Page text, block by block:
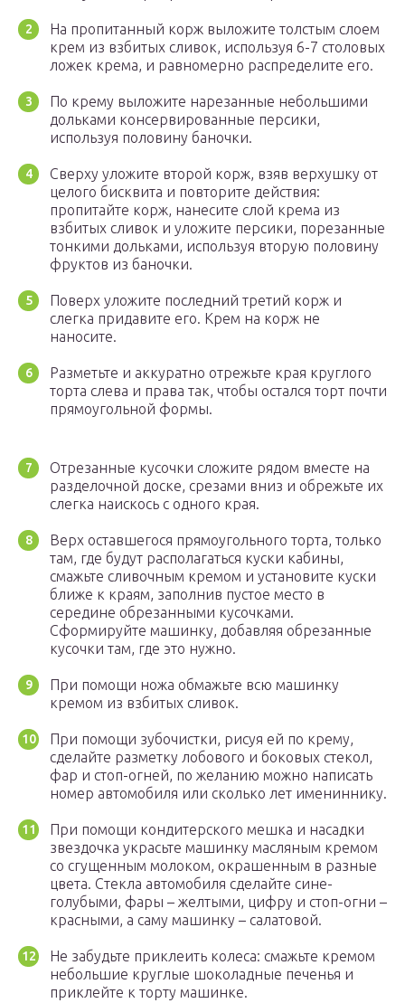
На пропитанный корж выложите толстым слоем
крем из взбитых сливок, используя 6-7 столовых
ложек крема, и равномерно распределите его.
По крему выложите нарезанные небольшими
дольками консервированные персики,
используя половину баночки.
Сверху уложите второй корж, взяв верхушку от
целого бисквита и повторите действия:
пропитайте корж, нанесите слой крема из
взбитых сливок и уложите персики, порезанные
тонкими дольками, используя вторую половину
фруктов из баночки.
Поверх уложите последний третий корж и
слегка придавите его. Крем на корж не
наносите.
Разметьте и аккуратно отрежьте края круглого
торта слева и права так, чтобы остался торт почти
прямоугольной формы.
Отрезанные кусочки сложите рядом вместе на
разделочной доске, срезами вниз и обрежьте их
слегка наискось с одного края.
Верх оставшегося прямоугольного торта, только
там, где будут располагаться куски кабины,
смажьте сливочным кремом и установите куски
ближе к краям, заполнив пустое место в
середине обрезанными кусочками.
Сформируйте машинку, добавляя обрезанные
кусочки там, где это нужно.
При помощи ножа обмажьте всю машинку
кремом из взбитых сливок.
При помощи зубочистки, рисуя ей по крему,
сделайте разметку лобового и боковых стекол,
фар и стоп-огней, по желанию можно написать
номер автомобиля или сколько лет имениннику.
При помощи кондитерского мешка и насадки
звездочка украсьте машинку масляным кремом
со сгущенным молоком, окрашенным в разные
цвета. Стекла автомобиля сделайте сине-
голубыми, фары – желтыми, цифру и стоп-огни –
красными, а саму машинку – салатовой.
Не забудьте приклеить колеса: смажьте кремом
небольшие круглые шоколадные печенья и
приклейте к торту машинке.